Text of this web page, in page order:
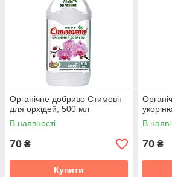
Органічне добриво Стимовіт
для орхідей, 500 мл
В наявності
70 ₴
Купити
В
70 ₴